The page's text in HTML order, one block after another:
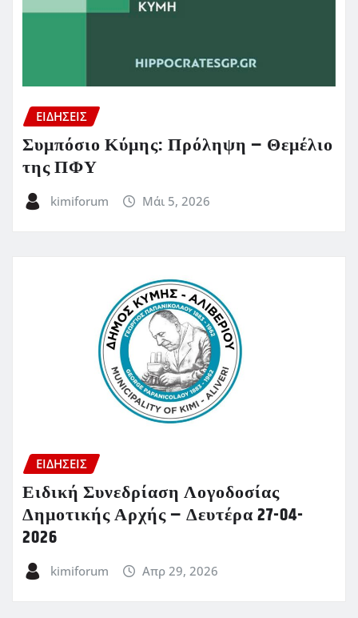
ΕΙΔΗΣΕΙΣ
Συμπόσιο Κύμης: Πρόληψη – Θεμέλιο
της ΠΦΥ
kimiforum Μάι 5, 2026
ΕΙΔΗΣΕΙΣ
Ειδική Συνεδρίαση Λογοδοσίας
Δημοτικής Αρχής – Δευτέρα 27-04-
2026
kimiforum Απρ 29, 2026